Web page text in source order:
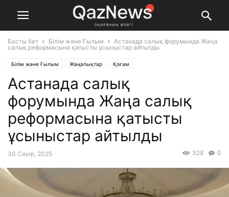
Басты бет Білім және Ғылым
Астанада салық форумында Жаңа
салық реформасына қатысты ұсыныстар айтылды
Білім және Ғылым Жаңалықтар Қоғам
Астанада салық
форумында Жаңа салық
реформасына қатысты
ұсыныстар айтылды
30 Сәуір, 2025 0
328